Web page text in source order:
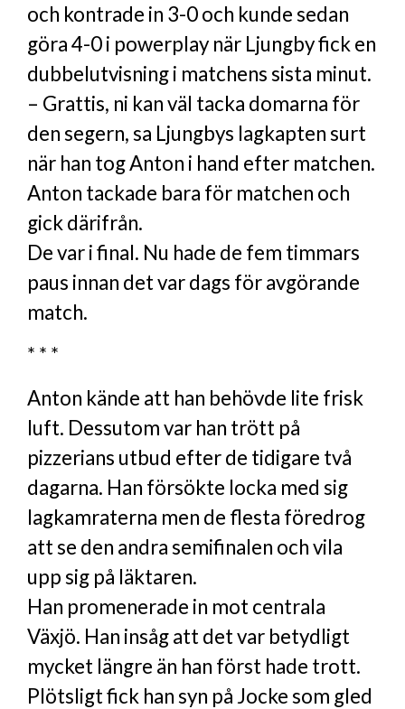
och kontrade in 3-0 och kunde sedan
göra 4-0 i powerplay när Ljungby fick en
dubbelutvisning i matchens sista minut.
– Grattis, ni kan väl tacka domarna för
den segern, sa Ljungbys lagkapten surt
när han tog Anton i hand efter matchen.
Anton tackade bara för matchen och
gick därifrån.
De var i final. Nu hade de fem timmars
paus innan det var dags för avgörande
match.
* * *
Anton kände att han behövde lite frisk
luft. Dessutom var han trött på
pizzerians utbud efter de tidigare två
dagarna. Han försökte locka med sig
lagkamraterna men de flesta föredrog
att se den andra semifinalen och vila
upp sig på läktaren.
Han promenerade in mot centrala
Växjö. Han insåg att det var betydligt
mycket längre än han först hade trott.
Plötsligt fick han syn på Jocke som gled